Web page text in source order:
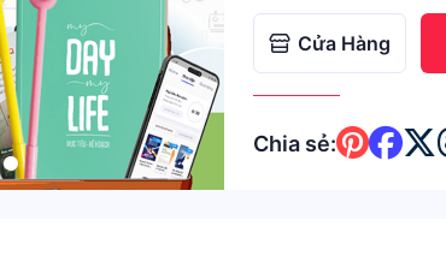
Cửa Hàng
Chia sẻ: